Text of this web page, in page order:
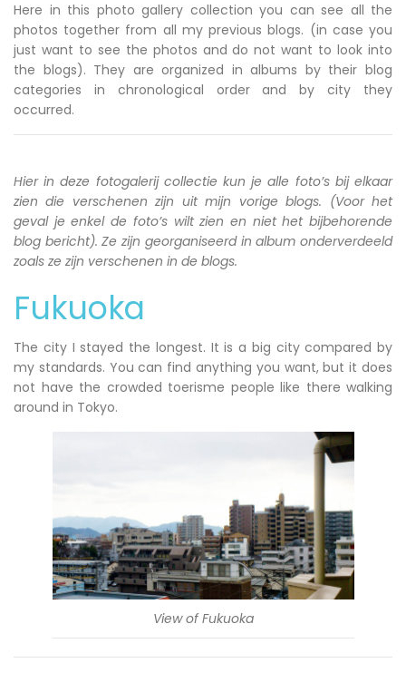
Here in this photo gallery collection you can see all the
photos together from all my previous blogs. (in case you
just want to see the photos and do not want to look into
the blogs). They are organized in albums by their blog
categories in chronological order and by city they
occurred.
Hier in deze fotogalerij collectie kun je alle foto’s bij elkaar
zien die verschenen zijn uit mijn vorige blogs. (Voor het
geval je enkel de foto’s wilt zien en niet het bijbehorende
blog bericht). Ze zijn georganiseerd in album onderverdeeld
zoals ze zijn verschenen in de blogs.
Fukuoka
The city I stayed the longest. It is a big city compared by
my standards. You can find anything you want, but it does
not have the crowded toerisme people like there walking
around in Tokyo.
View of Fukuoka